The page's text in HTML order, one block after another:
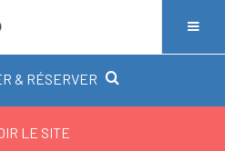
& RÉSERVER
LE SITE